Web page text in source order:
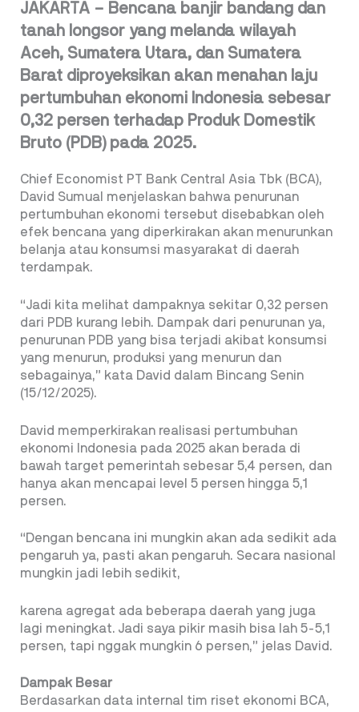
JAKARTA – Bencana banjir bandang dan
tanah longsor yang melanda wilayah
Aceh, Sumatera Utara, dan Sumatera
Barat diproyeksikan akan menahan laju
pertumbuhan ekonomi Indonesia sebesar
0,32 persen terhadap Produk Domestik
Bruto (PDB) pada 2025.
Chief Economist PT Bank Central Asia Tbk (BCA),
David Sumual menjelaskan bahwa penurunan
pertumbuhan ekonomi tersebut disebabkan oleh
efek bencana yang diperkirakan akan menurunkan
belanja atau konsumsi masyarakat di daerah
terdampak.
“Jadi kita melihat dampaknya sekitar 0,32 persen
dari PDB kurang lebih. Dampak dari penurunan ya,
penurunan PDB yang bisa terjadi akibat konsumsi
yang menurun, produksi yang menurun dan
sebagainya,” kata David dalam Bincang Senin
(15/12/2025).
David memperkirakan realisasi pertumbuhan
ekonomi Indonesia pada 2025 akan berada di
bawah target pemerintah sebesar 5,4 persen, dan
hanya akan mencapai level 5 persen hingga 5,1
persen.
“Dengan bencana ini mungkin akan ada sedikit ada
pengaruh ya, pasti akan pengaruh. Secara nasional
mungkin jadi lebih sedikit,
karena agregat ada beberapa daerah yang juga
lagi meningkat. Jadi saya pikir masih bisa lah 5-5,1
persen, tapi nggak mungkin 6 persen,” jelas David.
Dampak Besar
Berdasarkan data internal tim riset ekonomi BCA,